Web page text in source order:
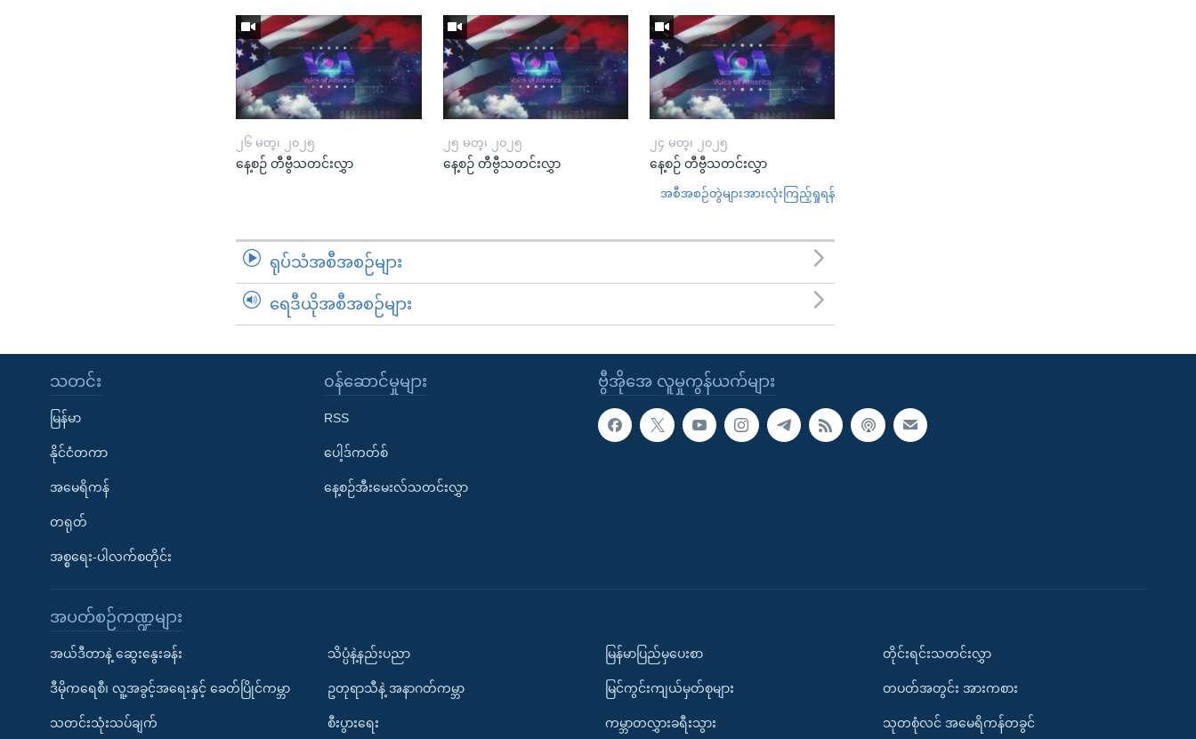
၂၆ မတ္၊ ၂၀၂၅
နေ့စဉ် တီဗွီသတင်းလွှာ
၂၅ မတ္၊ ၂၀၂၅
နေ့စဉ် တီဗွီသတင်းလွှာ
၂၄ မတ္၊ ၂၀၂၅
နေ့စဉ် တီဗွီသတင်းလွှာ
အစီအစဉ်တွဲများအားလုံးကြည့်ရှုရန်
ရုပ်သံအစီအစဉ်များ
ရေဒီယိုအစီအစဉ်များ
ဗွီအိုအေ လူမှုကွန်ယက်များ
သတင်း
မြန်မာ
နိုင်ငံတကာ
အမေရိကန်
တရုတ်
အစ္စရေး-ပါလက်စတိုင်း
၀န်ဆောင်မှုများ
RSS
ပေါ့ဒ်ကတ်စ်
နေ့စဉ်အီးမေးလ်သတင်းလွှာ
အပတ်စဉ်ကဏ္ဍများ
အယ်ဒီတာနဲ့ ဆွေးနွေးခန်း
ဒီမိုကရေစီ၊ လူ့အခွင့်အရေးနှင့် ခေတ်ပြိုင်ကမ္ဘာ
သတင်းသုံးသပ်ချက်
သိပ္ပံနဲ့နည်းပညာ
ဥတုရာသီနဲ့ အနာဂတ်ကမ္ဘာ
စီးပွားရေး
မြန်မာပြည်မှပေးစာ
မြင်ကွင်းကျယ်မှတ်စုများ
ကမ္ဘာတလွှားခရီးသွား
တိုင်းရင်းသတင်းလွှာ
တပတ်အတွင်း အားကစား
သုတစုံလင် အမေရိကန်တခွင်